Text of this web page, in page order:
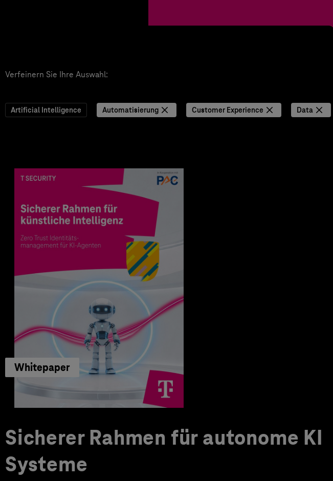
Verfeinern Sie Ihre Auswahl:
Artificial Intelligence Automatisierung Customer Experience Data
Whitepaper
Sicherer Rahmen für autonome KI
Systeme